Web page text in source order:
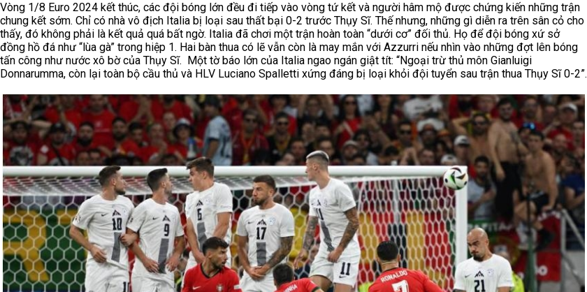
Vòng 1/8 Euro 2024 kết thúc, các đội bóng lớn đều đi tiếp vào vòng tứ kết và người hâm mộ được chứng kiến những trận
chung kết sớm. Chỉ có nhà vô địch Italia bị loại sau thất bại 0-2 trước Thụy Sĩ. Thế nhưng, những gì diễn ra trên sân cỏ cho
thấy, đó không phải là kết quả quá bất ngờ. Italia đã chơi một trận hoàn toàn “dưới cơ” đối thủ. Họ để đội bóng xứ sở
đồng hồ đá như “lùa gà” trong hiệp 1. Hai bàn thua có lẽ vẫn còn là may mắn với Azzurri nếu nhìn vào những đợt lên bóng
tấn công như nước xô bờ của Thụy Sĩ. Một tờ báo lớn của Italia ngao ngán giật tít: “Ngoại trừ thủ môn Gianluigi
Donnarumma, còn lại toàn bộ cầu thủ và HLV Luciano Spalletti xứng đáng bị loại khỏi đội tuyển sau trận thua Thụy Sĩ 0-2”.